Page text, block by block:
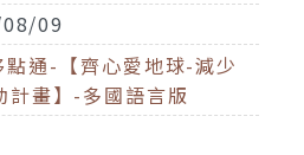
09
通-【齊心愛地球-減少
計畫】-多國語言版